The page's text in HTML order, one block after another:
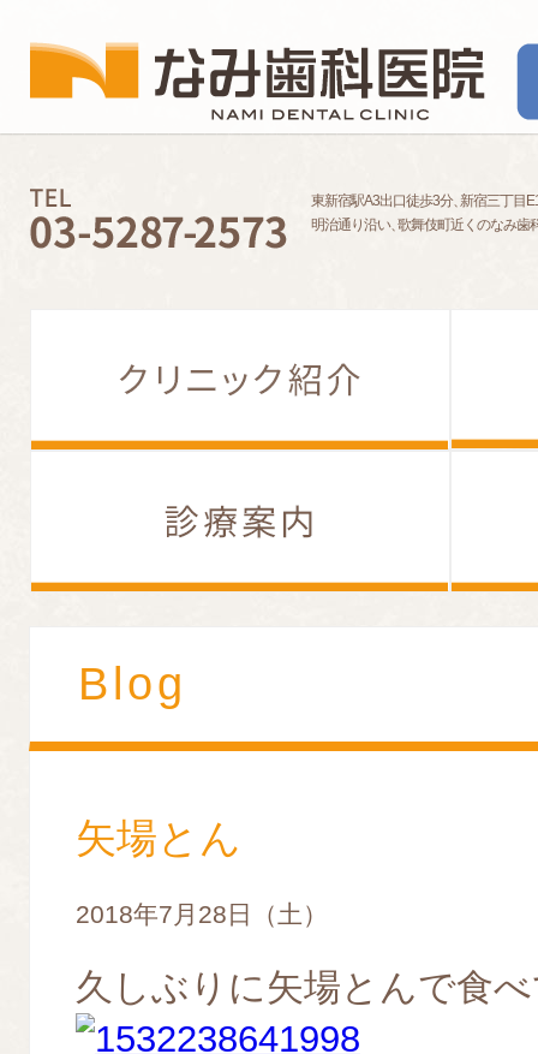
東新宿駅A3出口徒歩3分、 新宿三丁目
明治通り沿い、 歌舞伎町近くのなみ歯
Blog
矢場とん
2018年7月28日（土）
久しぶりに矢場とんで食